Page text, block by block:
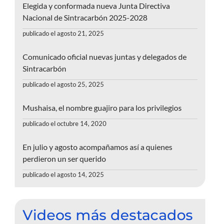
Elegida y conformada nueva Junta Directiva
Nacional de Sintracarbón 2025-2028
publicado el agosto 21, 2025
Comunicado oficial nuevas juntas y delegados de
Sintracarbón
publicado el agosto 25, 2025
Mushaisa, el nombre guajiro para los privilegios
publicado el octubre 14, 2020
En julio y agosto acompañamos así a quienes
perdieron un ser querido
publicado el agosto 14, 2025
Videos más destacados